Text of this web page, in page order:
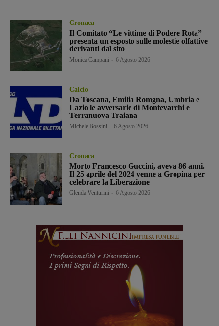
Cronaca
Il Comitato “Le vittime di Podere Rota”
presenta un esposto sulle molestie olfattive
derivanti dal sito
Monica Campani 6 Agosto 2026
Calcio
Da Toscana, Emilia Romgna, Umbria e
Lazio le avversarie di Montevarchi e
Terranuova Traiana
Michele Bossini 6 Agosto 2026
Cronaca
Morto Francesco Guccini, aveva 86 anni.
Il 25 aprile del 2024 venne a Gropina per
celebrare la Liberazione
Glenda Venturini 6 Agosto 2026